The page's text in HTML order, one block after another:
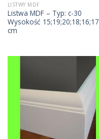
LISTWY MDF
Listwa MDF – Typ: c-30
Wysokość 15;19;20;18;16;17
cm